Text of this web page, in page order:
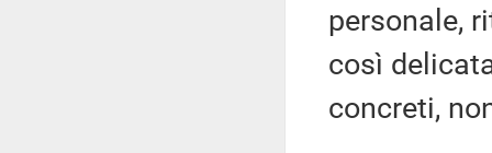
personale,
così
concreti,